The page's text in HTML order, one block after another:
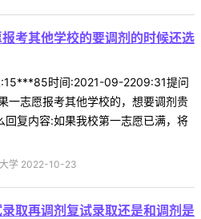
考其他学校的要调剂的时候还选
:15***85时间:2021-09-2209:31提问
一志愿报考其他学校的，想要调剂贵
复内容:如果我校第一志愿已满，将
学 2022-10-23
取再调剂复试录取还是和调剂是